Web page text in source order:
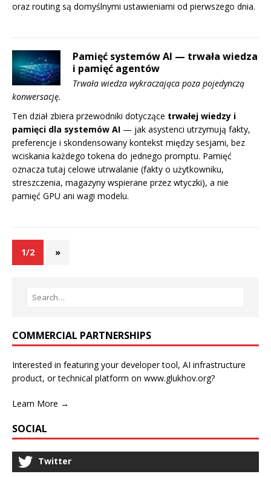
oraz routing są domyślnymi ustawieniami od pierwszego dnia.
Pamięć systemów AI — trwała wiedza
i pamięć agentów
Trwała wiedza wykraczająca poza pojedynczą
konwersację.
Ten dział zbiera przewodniki dotyczące trwałej wiedzy i
pamięci dla systemów AI — jak asystenci utrzymują fakty,
preferencje i skondensowany kontekst między sesjami, bez
wciskania każdego tokena do jednego promptu. Pamięć
oznacza tutaj celowe utrwalanie (fakty o użytkowniku,
streszczenia, magazyny wspierane przez wtyczki), a nie
pamięć GPU ani wagi modelu.
1/2 »
COMMERCIAL PARTNERSHIPS
Interested in featuring your developer tool, AI infrastructure
product, or technical platform on www.glukhov.org?
Learn More →
SOCIAL
Twitter